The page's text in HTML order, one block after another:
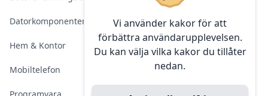
Vi använder kakor för att
förbättra användarupplevelsen.
Du kan välja vilka kakor du tillåter
nedan.
Datorkomponenter
Hem & Kontor
Mobiltelefon
Kameraövervakning
Konferens & Public Display
Sälja elektronik